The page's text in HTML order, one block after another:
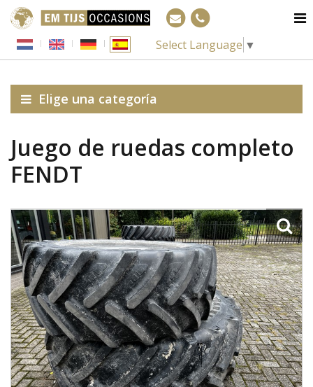
Select Language ▼
Elige una categoría
Juego de ruedas completo
FENDT